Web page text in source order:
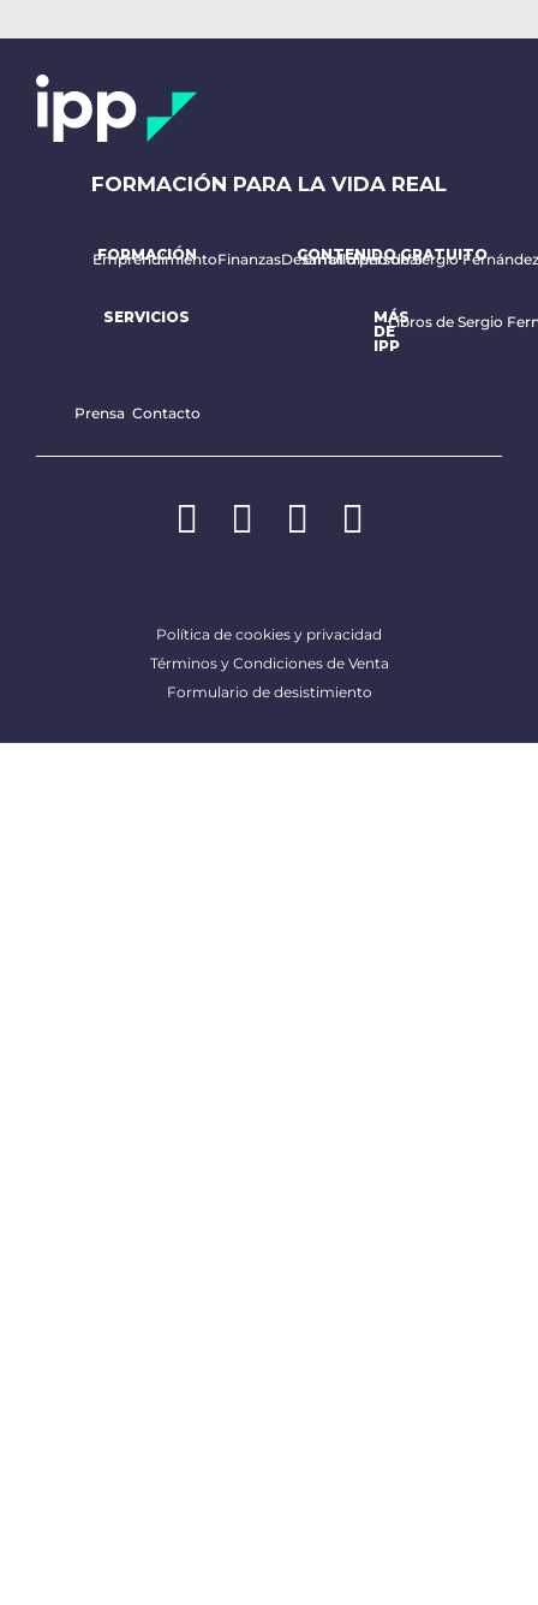
FORMACIÓN PARA LA VIDA REAL
FORMACIÓN
EmprendimientoFinanzasDesarrollo personal
CONTENIDO GRATUITO
Email diario de Sergio Fernández
SERVICIOS
MÁS
DE
IPP
Libros de Sergio
Prensa Contacto
Política de cookies y privacidad
Términos y Condiciones de Venta
Formulario de desistimiento